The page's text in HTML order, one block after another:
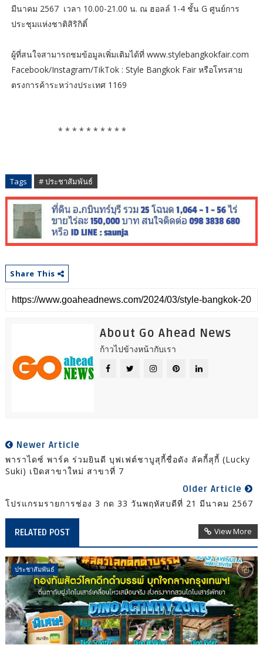
มีนาคม 2567 เวลา 10.00-21.00 น. ณ ฮอลล์ 1-4 ชั้น G ศูนย์การ
ประชุมแห่งชาติสิริกิติ์
ผู้ที่สนใจสามารถชมข้อมูลเพิ่มเติมได้ที่ www.stylebangkokfair.com
Facebook/Instagram/TikTok : Style Bangkok Fair หรือโทรสาย
ตรงการค้าระหว่างประเทศ 1169
* * * * * * * * * *
Tags # ประชาสัมพันธ์
Share This
About Go Ahead News
ก้าวไปข้างหน้ากับเรา
Newer Article
พาราไดซ์ พาร์ค ร่วมยินดี บุฟเฟต์ชาบูสุกี้ชื่อดัง ลัคกี้สุกี้ (Lucky
Suki) เปิดสาขาใหม่ สาขาที่ 7
Older Article
โปรแกรมรายการช่อง 3 กด 33 วันพฤหัสบดีที่ 21 มีนาคม 2567
RELATED POST View More
ประชาสัมพันธ์